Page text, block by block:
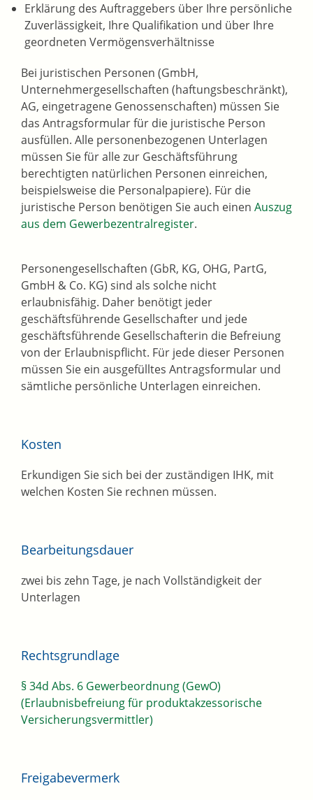
Erklärung des Auftraggebers über Ihre persönliche
Zuverlässigkeit, Ihre Qualifikation und über Ihre
geordneten Vermögensverhältnisse
Bei juristischen Personen (GmbH,
Unternehmergesellschaften (haftungsbeschränkt),
AG, eingetragene Genossenschaften) müssen Sie
das Antragsformular für die juristische Person
ausfüllen. Alle personenbezogenen Unterlagen
müssen Sie für alle zur Geschäftsführung
berechtigten natürlichen Personen einreichen,
beispielsweise die Personalpapiere). Für die
juristische Person benötigen Sie auch einen Auszug
aus dem Gewerbezentralregister.
Personengesellschaften (GbR, KG, OHG, PartG,
GmbH & Co. KG) sind als solche nicht
erlaubnisfähig. Daher benötigt jeder
geschäftsführende Gesellschafter und jede
geschäftsführende Gesellschafterin die Befreiung
von der Erlaubnispflicht. Für jede dieser Personen
müssen Sie ein ausgefülltes Antragsformular und
sämtliche persönliche Unterlagen einreichen.
Kosten
Erkundigen Sie sich bei der zuständigen IHK, mit
welchen Kosten Sie rechnen müssen.
Bearbeitungsdauer
zwei bis zehn Tage, je nach Vollständigkeit der
Unterlagen
Rechtsgrundlage
§ 34d Abs. 6 Gewerbeordnung (GewO)
(Erlaubnisbefreiung für produktakzessorische
Versicherungsvermittler)
Freigabevermerk